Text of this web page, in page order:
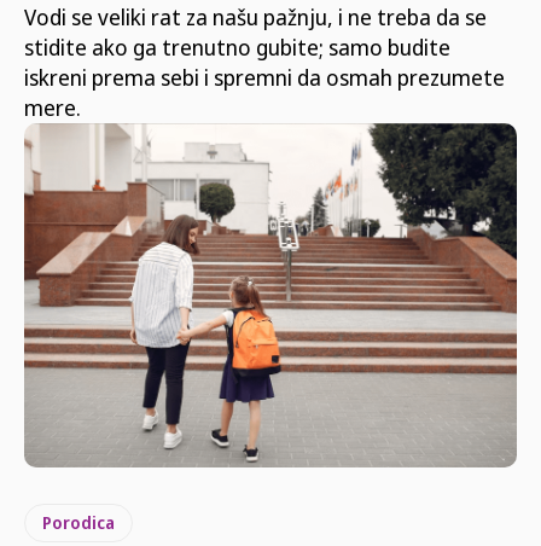
Vodi se veliki rat za našu pažnju, i ne treba da se
stidite ako ga trenutno gubite; samo budite
iskreni prema sebi i spremni da osmah prezumete
mere.
Porodica